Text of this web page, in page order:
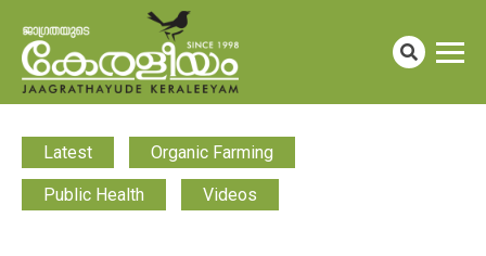
Latest Organic Farming
Public Health Videos